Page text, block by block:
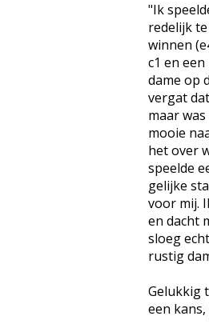
"Ik
redelijk
winnen
c1 en
dame op
vergat
maar
mooie
het over
speelde
gelijke
voor mij.
en dacht
sloeg
rustig
Gelukkig
een